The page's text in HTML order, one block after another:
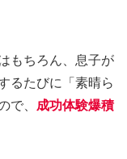
もちろん、息子が
るたびに「素晴ら
で、 成功体験爆積